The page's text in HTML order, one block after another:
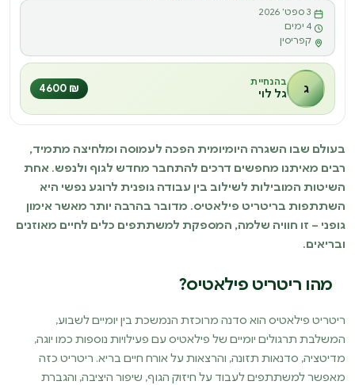
ר
3 ספט׳ 2026
4 ימים
קפריסין
ג בהנחיית
גל לוי ₪ 4600
בעולם שבו השגרה היומיומית הפכה לעמוסה ומלחיצה מתמיד,
רבים מאיתנו מחפשים דרכים להתחבר מחדש לגוף ולנפש. אחת
השיטות המובילות לשילוב בין עבודה גופנית לרוגע נפשי היא
השתתפות בריטריט פילאטיס. מדובר בהרבה יותר מאשר אימון
גופני – זו חוויה שלמה, המספקת למשתתפים כלים לחיים מאוזנים
ובריאים.
מהו ריטריט פילאטיס?
ריטריט פילאטיס הוא סדנה מרוכזת הנמשכת בין יומיים לשבוע,
המשלבת תרגולים יומיים של פילאטיס עם פעילויות נוספות כמו יוגה,
מדיטציה, סדנאות תזונה, והרצאות על אורח חיים בריא. ריטריט כזה
מאפשר למשתתפים לעבוד על חיזוק הגוף, שיפור היציבה, והגברת